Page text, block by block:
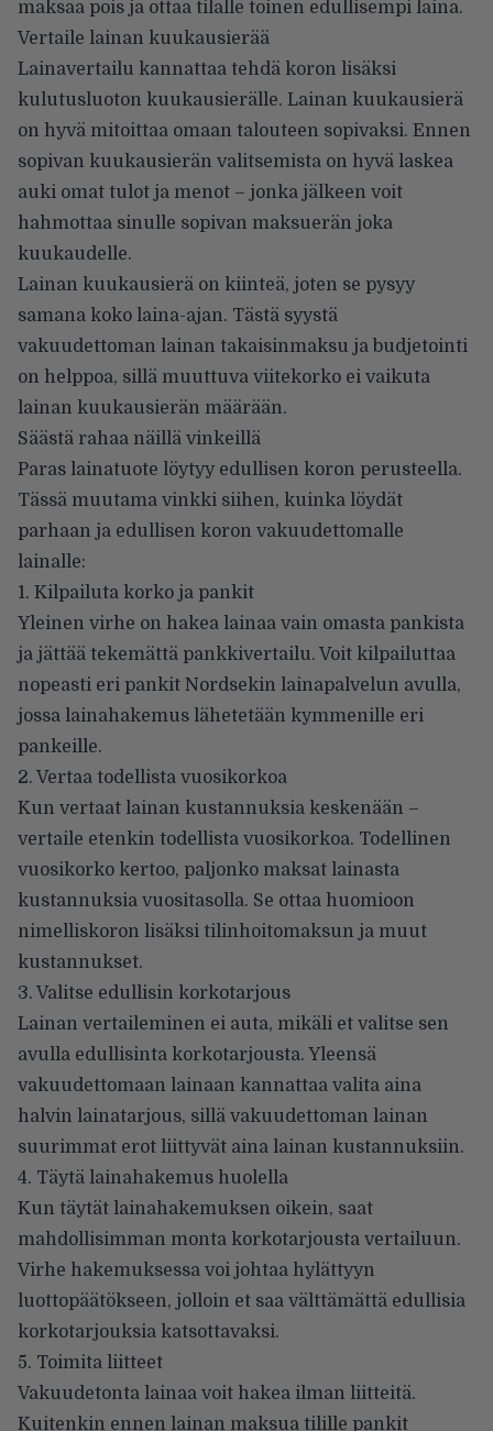
maksaa pois ja ottaa tilalle toinen edullisempi laina.
Vertaile lainan kuukausierää
Lainavertailu kannattaa tehdä koron lisäksi
kulutusluoton kuukausierälle. Lainan kuukausierä
on hyvä mitoittaa omaan talouteen sopivaksi. Ennen
sopivan kuukausierän valitsemista on hyvä laskea
auki omat tulot ja menot – jonka jälkeen voit
hahmottaa sinulle sopivan maksuerän joka
kuukaudelle.
Lainan kuukausierä on kiinteä, joten se pysyy
samana koko laina-ajan. Tästä syystä
vakuudettoman lainan takaisinmaksu ja budjetointi
on helppoa, sillä muuttuva viitekorko ei vaikuta
lainan kuukausierän määrään.
Säästä rahaa näillä vinkeillä
Paras lainatuote löytyy edullisen koron perusteella.
Tässä muutama vinkki siihen, kuinka löydät
parhaan ja edullisen koron vakuudettomalle
lainalle:
1. Kilpailuta korko ja pankit
Yleinen virhe on hakea lainaa vain omasta pankista
ja jättää tekemättä pankkivertailu. Voit kilpailuttaa
nopeasti eri pankit Nordsekin lainapalvelun avulla,
jossa lainahakemus lähetetään kymmenille eri
pankeille.
2. Vertaa todellista vuosikorkoa
Kun vertaat lainan kustannuksia keskenään –
vertaile etenkin todellista vuosikorkoa. Todellinen
vuosikorko kertoo, paljonko maksat lainasta
kustannuksia vuositasolla. Se ottaa huomioon
nimelliskoron lisäksi tilinhoitomaksun ja muut
kustannukset.
3. Valitse edullisin korkotarjous
Lainan vertaileminen ei auta, mikäli et valitse sen
avulla edullisinta korkotarjousta. Yleensä
vakuudettomaan lainaan kannattaa valita aina
halvin lainatarjous, sillä vakuudettoman lainan
suurimmat erot liittyvät aina lainan kustannuksiin.
4. Täytä lainahakemus huolella
Kun täytät lainahakemuksen oikein, saat
mahdollisimman monta korkotarjousta vertailuun.
Virhe hakemuksessa voi johtaa hylättyyn
luottopäätökseen, jolloin et saa välttämättä edullisia
korkotarjouksia katsottavaksi.
5. Toimita liitteet
Vakuudetonta lainaa voit hakea ilman liitteitä.
Kuitenkin ennen lainan maksua tilille pankit